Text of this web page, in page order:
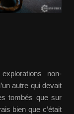
non-
autre qui devait
tombés que sur
bien que c’était